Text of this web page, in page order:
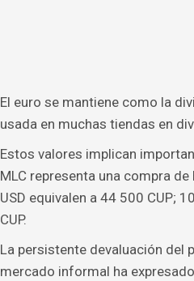
El euro se mantiene como la
usada en muchas tiendas en
Estos valores implican
MLC representa una compra
USD equivalen a 44 500 CUP;
CUP.
La persistente devaluación del
mercado informal ha